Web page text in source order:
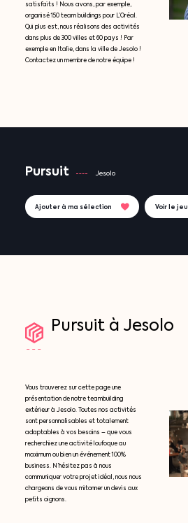
satisfaits ! Nous avons, par exemple,
organisé 150 team buildings pour L’Oréal.
Qui plus est, nous réalisons des activités
dans plus de 300 villes et 60 pays ! Par
exemple en Italie, dans la ville de Jesolo !
Contactez un membre de notre équipe !
Pursuit Jesolo
Ajouter à ma sélection Voir le jeu
Pursuit à Jesolo
Vous trouverez sur cette page une
présentation de notre teambuilding
extérieur à Jesolo. Toutes nos activités
sont personnalisables et totalement
adaptables à vos besoins – que vous
recherchiez une activité loufoque au
maximum ou bien un événement 100%
business. N’hésitez pas à nous
communiquer votre projet idéal, nous nous
chargeons de vous mitonner un devis aux
petits oignons.